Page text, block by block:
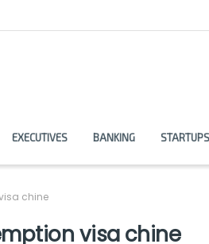
EXECUTIVES BANKING STARTUPS
chine
visa chine